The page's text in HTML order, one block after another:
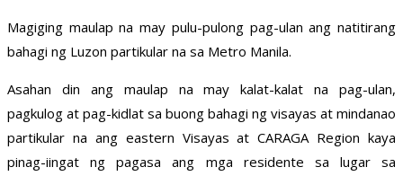
Magiging maulap na may pulu-pulong pag-ulan ang natitirang
bahagi ng Luzon partikular na sa Metro Manila.
Asahan din ang maulap na may kalat-kalat na pag-ulan,
pagkulog at pag-kidlat sa buong bahagi ng visayas at mindanao
partikular na ang eastern Visayas at CARAGA Region kaya
pinag-iingat ng pagasa ang mga residente sa lugar sa